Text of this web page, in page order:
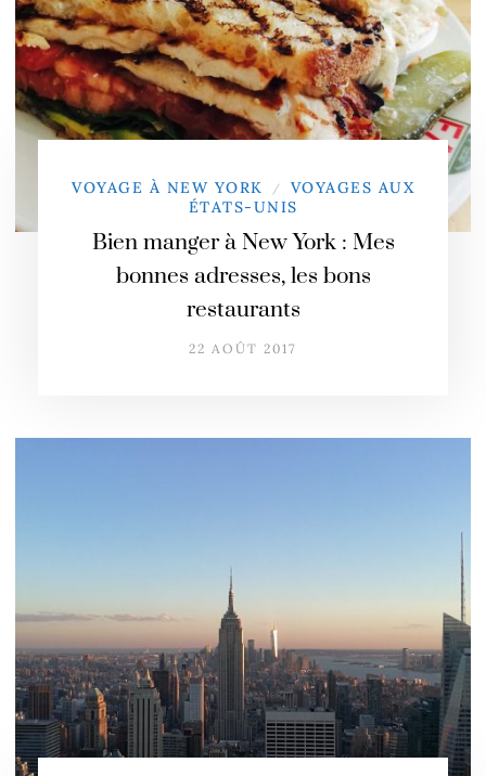
VOYAGE À NEW YORK /
VOYAGES AUX
ÉTATS-UNIS
Bien manger à New York : Mes
bonnes adresses, les bons
restaurants
22 AOÛT 2017